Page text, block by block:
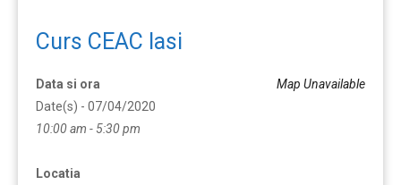
Curs CEAC Iasi
Map Unavailable
Data si ora
Date(s) - 07/04/2020
10:00 am - 5:30 pm
Locatia